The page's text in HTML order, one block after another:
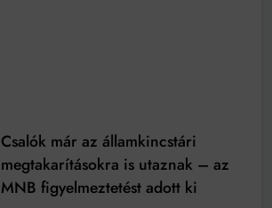
Csalók már az államkincstári
megtakarításokra is utaznak – az
MNB figyelmeztetést adott ki